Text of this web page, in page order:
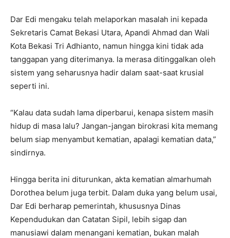
Dar Edi mengaku telah melaporkan masalah ini kepada
Sekretaris Camat Bekasi Utara, Apandi Ahmad dan Wali
Kota Bekasi Tri Adhianto, namun hingga kini tidak ada
tanggapan yang diterimanya. Ia merasa ditinggalkan oleh
sistem yang seharusnya hadir dalam saat-saat krusial
seperti ini.
“Kalau data sudah lama diperbarui, kenapa sistem masih
hidup di masa lalu? Jangan-jangan birokrasi kita memang
belum siap menyambut kematian, apalagi kematian data,”
sindirnya.
Hingga berita ini diturunkan, akta kematian almarhumah
Dorothea belum juga terbit. Dalam duka yang belum usai,
Dar Edi berharap pemerintah, khususnya Dinas
Kependudukan dan Catatan Sipil, lebih sigap dan
manusiawi dalam menangani kematian, bukan malah